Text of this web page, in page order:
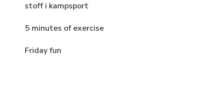
stoff i kampsport
5 minutes of exercise
Friday fun